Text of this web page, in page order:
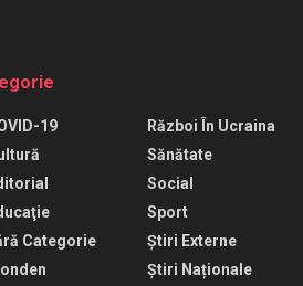
19
Categorie
Război În Ucraina
Sănătate
Social
Sport
Știri Externe
Știri Naționale